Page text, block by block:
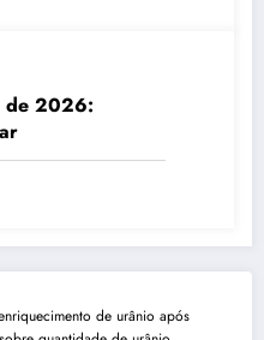
de 2026:
de urânio após